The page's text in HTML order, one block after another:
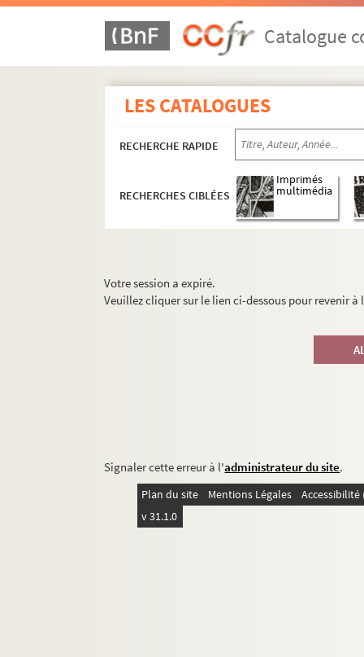
Catalogue
LES CATALOGUES
RECHERCHE RAPIDE
RECHERCHES CIBLÉES
Imprimés
multimédia
Votre session a expiré.
Veuillez cliquer sur le lien ci-dessous pour revenir
Signaler cette erreur à l'administrateur du site.
Plan du site Mentions Légales
v 31.1.0